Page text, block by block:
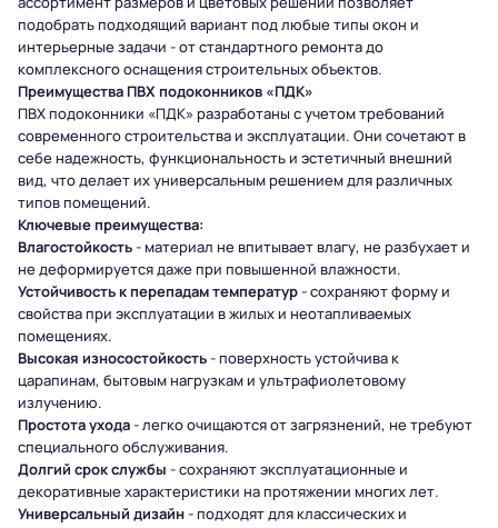
подобрать подходящий вариант под любые типы окон и
интерьерные задачи - от стандартного ремонта до
комплексного оснащения строительных объектов.
Преимущества ПВХ подоконников «ПДК»
ПВХ подоконники «ПДК» разработаны с учетом требований
современного строительства и эксплуатации. Они сочетают в
себе надежность, функциональность и эстетичный внешний
вид, что делает их универсальным решением для различных
типов помещений.
Ключевые преимущества:
Влагостойкость- материал не впитывает влагу, не разбухает и
не деформируется даже при повышенной влажности.
Устойчивость к перепадам температур- сохраняют форму и
свойства при эксплуатации в жилых и неотапливаемых
помещениях.
Высокая износостойкость- поверхность устойчива к
царапинам, бытовым нагрузкам и ультрафиолетовому
излучению.
Простота ухода- легко очищаются от загрязнений, не требуют
специального обслуживания.
Долгий срок службы - сохраняют эксплуатационные и
декоративные характеристики на протяжении многих лет.
Универсальный дизайн- подходят для классических и